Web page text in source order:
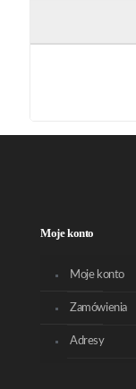
Moje konto
Moje konto
Zamówienia
Adresy